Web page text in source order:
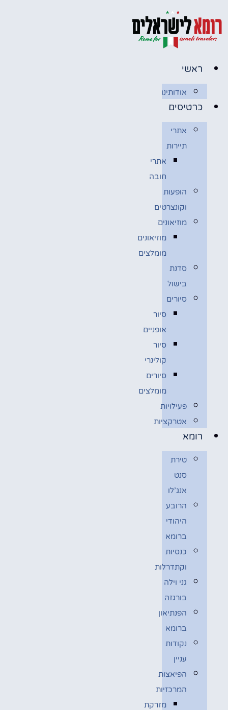
ראשי
אודותינו
כרטיסים
אתרי
תיירות
אתרי
חובה
הופעות
וקונצרטים
מוזיאונים
מוזיאונים
מומלצים
סדנת
בישול
סיורים
סיור
אופניים
סיור
קולינרי
סיורים
מומלצים
פעילויות
אטרקציות
רומא
טירת
סנט
אנג’לו
הרובע
היהודי
ברומא
כנסיות
וקתדרלות
גני וילה
בורגזה
הפנתיאון
ברומא
נקודות
עניין
הפיאצות
המרכזיות
מזרקת